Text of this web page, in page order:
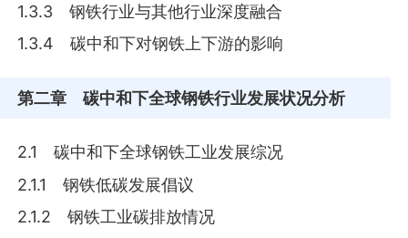
1.3.3 钢铁行业与其他行业深度融合
1.3.4 碳中和下对钢铁上下游的影响
第二章 碳中和下全球钢铁行业发展状况分析
2.1 碳中和下全球钢铁工业发展综况
2.1.1 钢铁低碳发展倡议
2.1.2 钢铁工业碳排放情况